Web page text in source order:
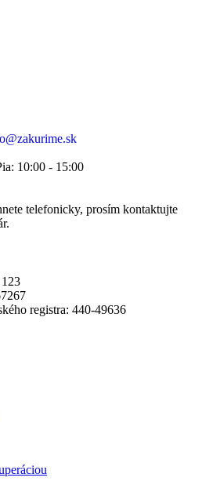
10:00 - 15:00
telefonicky, prosím kontaktujte
registra: 440-49636